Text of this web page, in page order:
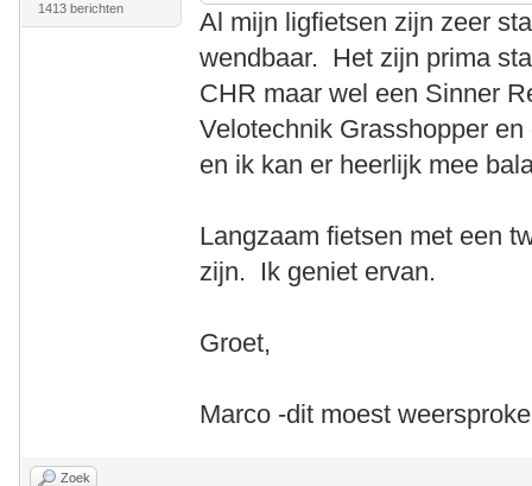
1413 berichten
Al mijn ligfietsen zijn zeer
wendbaar. Het zijn prima
CHR maar wel een Sinner
Velotechnik Grasshopper
en ik kan er heerlijk mee
Langzaam fietsen met een
zijn. Ik geniet ervan.
Groet,
Marco -dit moest
Zoek